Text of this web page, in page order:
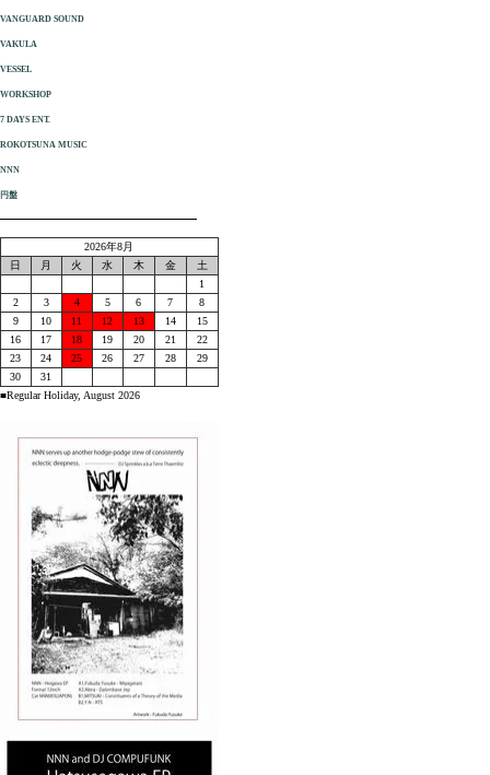
VANGUARD SOUND
VAKULA
VESSEL
WORKSHOP
7 DAYS ENT.
ROKOTSUNA MUSIC
NNN
円盤
2026年8月
日
月 火 水 木 金
土
1
2
3 4 5 6 7
8
9
10 11 12 13 14
15
16
17 18 19 20 21
22
23
24 25 26 27 28
29
30
31
■Regular Holiday, August 2026